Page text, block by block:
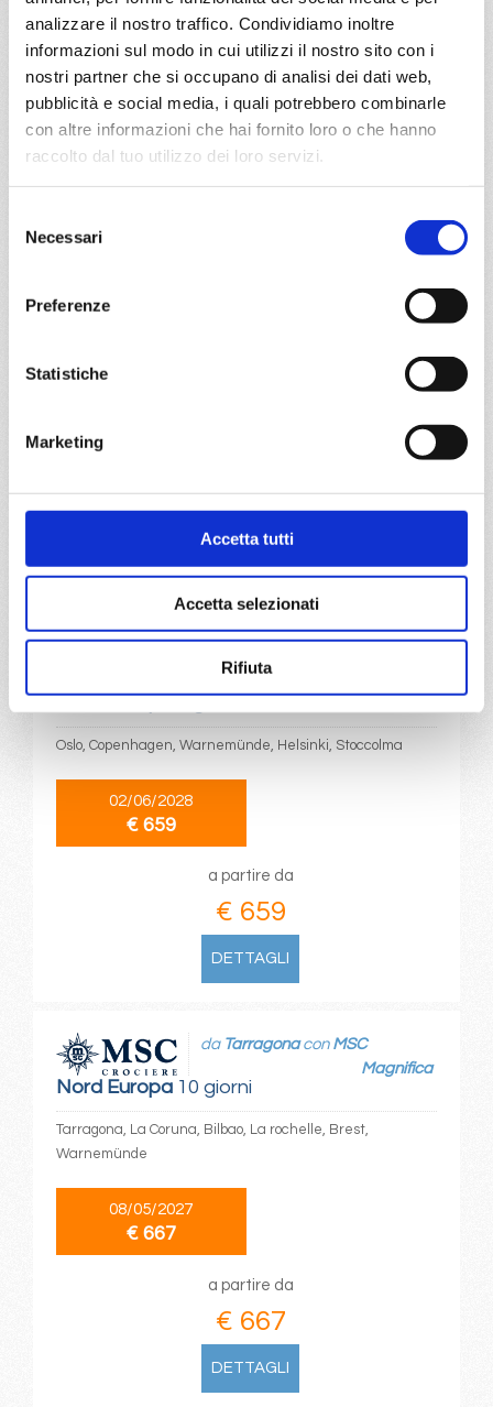
analizzare il nostro traffico. Condividiamo inoltre
informazioni sul modo in cui utilizzi il nostro sito con i
nostri partner che si occupano di analisi dei dati web,
pubblicità e social media, i quali potrebbero combinarle
con altre informazioni che hai fornito loro o che hanno
raccolto dal tuo utilizzo dei loro servizi.
delNecessari
Preferenze
Statistiche
Marketing
Accetta tutti
Accetta selezionati
Rifiuta
€ 651
DETTAGLI
Nord Europa
daKielconCosta Diadema
a partire da
€ 655
DETTAGLI
daOslo con
Oslo, Copenhagen, Warnemünde, Helsinki, Stoccolma
02/06/2028
€ 659
a partire da
€ 659
DETTAGLI
Nord Europa10 giorni
da Tarragonacon MSC
Magnifica
Tarragona, La Coruna, Bilbao, La rochelle, Brest,
Warnemünde
08/05/2027
€ 667
a partire da
€ 667
DETTAGLI